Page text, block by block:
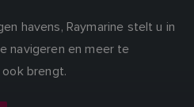
havens, Raymarine stelt u in
navigeren en meer te
brengt.